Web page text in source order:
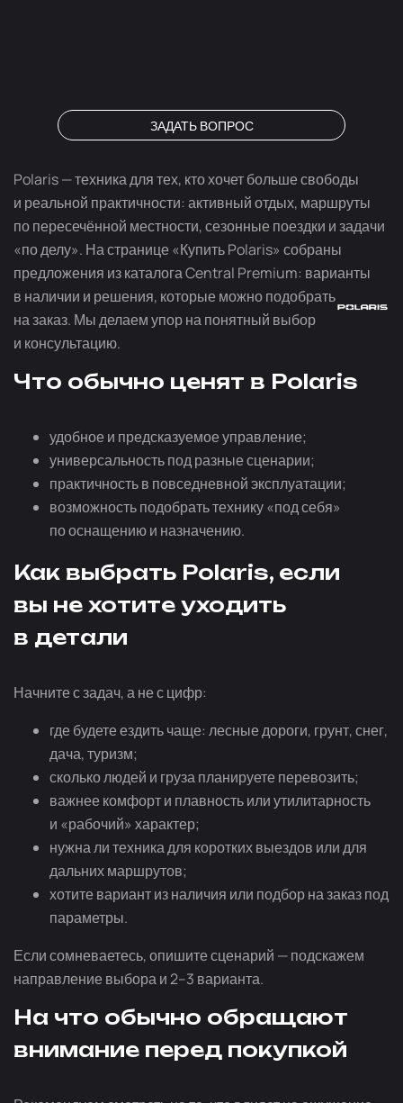
ЗАДАТЬ ВОПРОС
Polaris — техника для тех, кто хочет больше свободы
и реальной практичности: активный отдых, маршруты
по пересечённой местности, сезонные поездки и задачи
«по делу». На странице «Купить Polaris» собраны
предложения из каталога Central Premium: варианты
в наличии и решения, которые можно подобрать
на заказ. Мы делаем упор на понятный выбор
и консультацию.
Что обычно ценят в Polaris
удобное и предсказуемое управление;
универсальность под разные сценарии;
практичность в повседневной эксплуатации;
возможность подобрать технику «под себя»
по оснащению и назначению.
Как выбрать Polaris, если
вы не хотите уходить
в детали
Начните с задач, а не с цифр:
где будете ездить чаще: лесные дороги, грунт, снег,
дача, туризм;
сколько людей и груза планируете перевозить;
важнее комфорт и плавность или утилитарность
и «рабочий» характер;
нужна ли техника для коротких выездов или для
дальних маршрутов;
хотите вариант из наличия или подбор на заказ под
параметры.
Если сомневаетесь, опишите сценарий — подскажем
направление выбора и 2–3 варианта.
На что обычно обращают
внимание перед покупкой